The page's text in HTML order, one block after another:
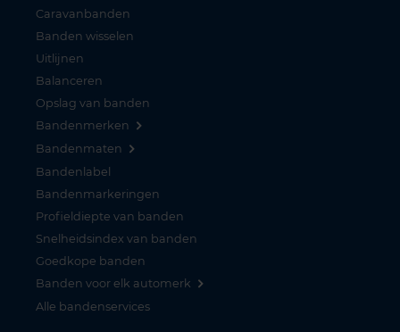
Caravanbanden
Banden wisselen
Uitlijnen
Balanceren
Opslag van banden
Bandenmerken
Bandenmaten
Bandenlabel
Bandenmarkeringen
Profieldiepte van banden
Snelheidsindex van banden
Goedkope banden
Banden voor elk automerk
Alle bandenservices